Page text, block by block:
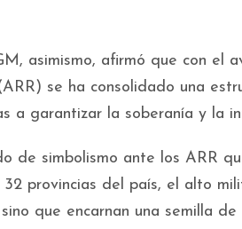
asimismo, afirmó que con el
se ha consolidado una
a garantizar la soberanía y la
de simbolismo ante los ARR
provincias del país, el alto
que encarnan una semilla